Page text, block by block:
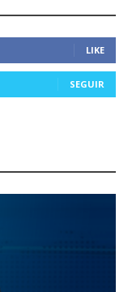
LIKE
SEGUIR